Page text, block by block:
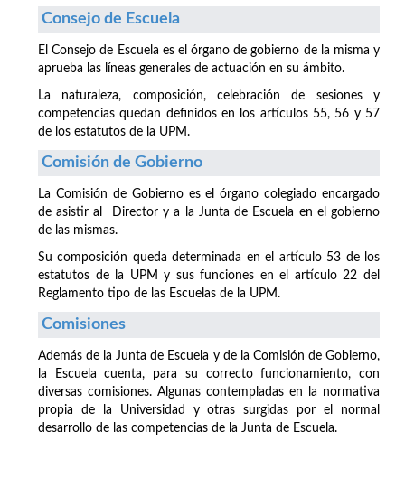
Consejo de Escuela
El Consejo de Escuela es el órgano de gobierno de la misma y
aprueba las líneas generales de actuación en su ámbito.
La naturaleza, composición, celebración de sesiones y
competencias quedan definidos en los artículos 55, 56 y 57
de los estatutos de la UPM.
Comisión de Gobierno
La Comisión de Gobierno es el órgano colegiado encargado
de asistir al Director y a la Junta de Escuela en el gobierno
de las mismas.
Su composición queda determinada en el artículo 53 de los
estatutos de la UPM y sus funciones en el artículo 22 del
Reglamento tipo de las Escuelas de la UPM.
Comisiones
Además de la Junta de Escuela y de la Comisión de Gobierno,
la Escuela cuenta, para su correcto funcionamiento, con
diversas comisiones. Algunas contempladas en la normativa
propia de la Universidad y otras surgidas por el normal
desarrollo de las competencias de la Junta de Escuela.